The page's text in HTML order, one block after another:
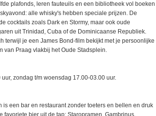
plafonds, leren fauteuils en een bibliotheek vol boeken
alle whisky's hebben speciale prijzen. De
cocktails zoals Dark en Stormy, maar ook oude
uit Trinidad, Cuba of de Dominicaanse Republiek.
terwijl je een James Bond-film bekijkt met je persoonlijke
van Praag vlakbij het Oude Stadsplein.
zondag t/m woensdag 17.00-03.00 uur.
is een bar en restaurant zonder toeters en bellen en druk
favoriete bier uit de tap; Staropramen, Gambrinus,